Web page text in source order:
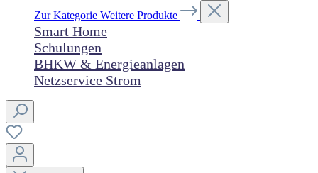
Zur Kategorie Weitere Produkte
Smart Home
Schulungen
BHKW & Energieanlagen
Netzservice Strom